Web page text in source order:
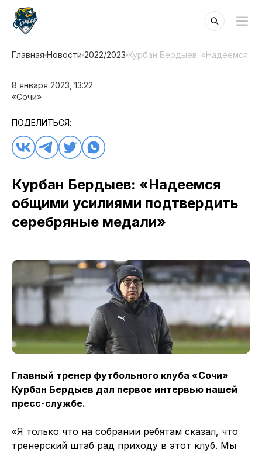
Главная Новости 2022/2023 Курбан Бердыев: «Надеемся
8 января 2023, 13:22
«Сочи»
ПОДЕЛИТЬСЯ:
Курбан Бердыев: «Надеемся
общими усилиями подтвердить
серебряные медали»
Главный тренер футбольного клуба «Сочи»
Курбан Бердыев дал первое интервью нашей
пресс-службе.
«Я только что на собрании ребятам сказал, что
тренерский штаб рад приходу в этот клуб. Мы